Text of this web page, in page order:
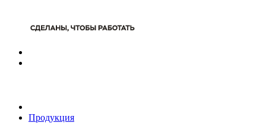
Продукция